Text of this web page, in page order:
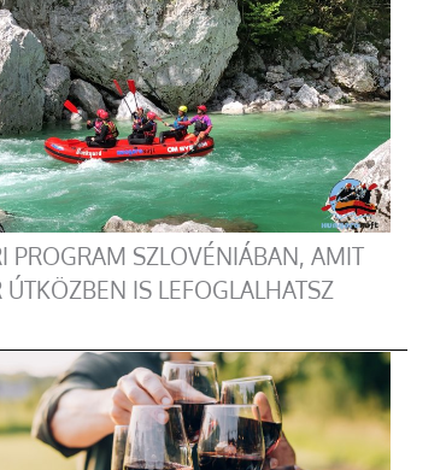
PROGRAM SZLOVÉNIÁBAN, AMIT
ÚTKÖZBEN IS LEFOGLALHATSZ